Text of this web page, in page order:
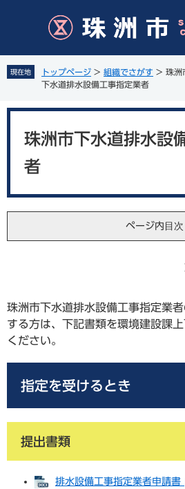
先
頭
す
を
飛
し
現在地 トップページ > 組織でさがす > 珠洲
下水道排水設備工事指定業者
珠洲市下水道排水設
者
ページ内目次
珠洲市下水道排水設備工事指定業
する方は、下記書類を環境建設課
ください。
指定を受けるとき
提出書類
排水設備工事指定業者申請